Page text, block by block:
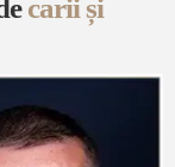
carii și